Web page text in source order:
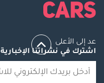
عد إلى الأعلى
اشترك في نشراتنا الإخبارية